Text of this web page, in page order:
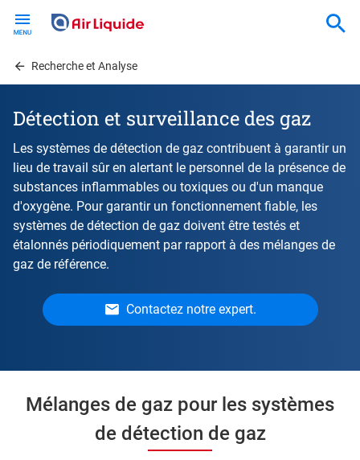
contentRecherche et Analyse
Détection et surveillance des gaz
Les systèmes de détection de gaz contribuent à garantir un
lieu de travail sûr en alertant le personnel de la présence de
substances inflammables ou toxiques ou d'un manque
d'oxygène. Pour garantir un fonctionnement fiable, les
systèmes de détection de gaz doivent être testés et
étalonnés périodiquement par rapport à des mélanges de
gaz de référence.
Contactez notre expert.
Mélanges de gaz pour les systèmes
de détection de gaz